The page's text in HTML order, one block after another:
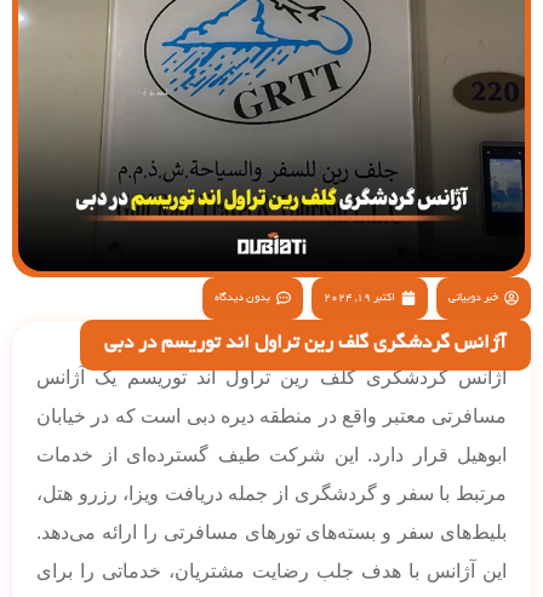
خبر دوبیاتی اکتبر 19, 2024 بدون دیدگاه
آژانس گردشگری گلف رین تراول اند توریسم در دبی
آژانس گردشگری گلف رین تراول اند توریسم یک آژانس
مسافرتی معتبر واقع در منطقه دیره دبی است که در خیابان
ابوهیل قرار دارد. این شرکت طیف گسترده‌ای از خدمات
مرتبط با سفر و گردشگری از جمله دریافت ویزا، رزرو هتل،
بلیط‌های سفر و بسته‌های تورهای مسافرتی را ارائه می‌دهد.
این آژانس با هدف جلب رضایت مشتریان، خدماتی را برای